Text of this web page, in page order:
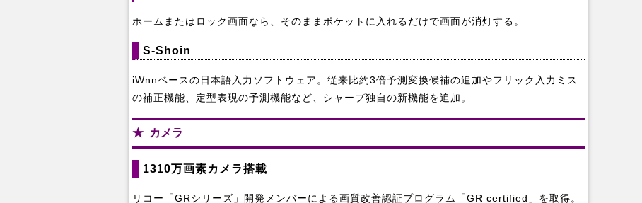
ホームまたはロック画面なら、そのままポケットに入れるだけで画面が消灯する。
S-Shoin
iWnnベースの日本語入力ソフトウェア。従来比約3倍予測変換候補の追加やフリック入力ミス
の補正機能、定型表現の予測機能など、シャープ独自の新機能を追加。
カメラ
1310万画素カメラ搭載
リコー「GRシリーズ」開発メンバーによる画質改善認証プログラム「GR certified」を取得。